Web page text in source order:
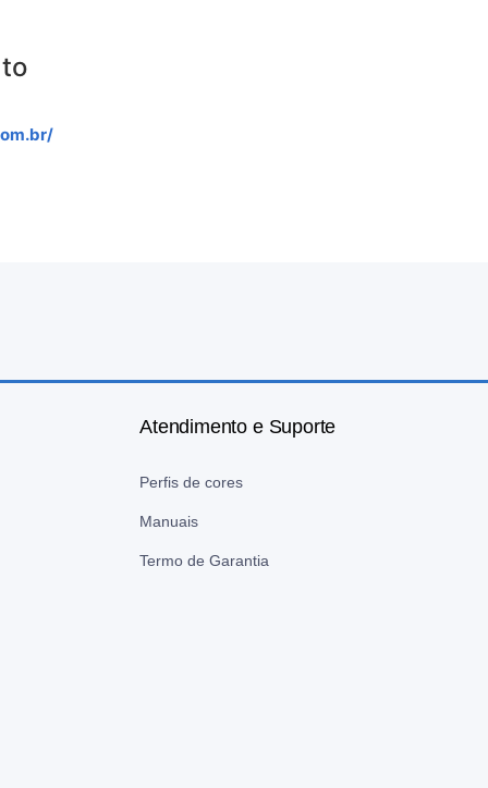
Atendimento e Suporte
Perfis de cores
Manuais
Termo de Garantia